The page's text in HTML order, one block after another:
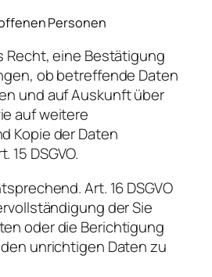
Personen
Recht, eine Bestätigung
ob betreffende Daten
und auf Auskunft über
auf weitere
Kopie der Daten
DSGVO.
Art. 16 DSGVO
der Sie
oder die Berichtigung
unrichtigen Daten zu